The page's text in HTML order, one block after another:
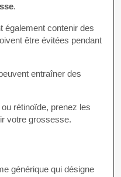
.
également contenir des
être évitées pendant
entraîner des
rétinoïde, prenez les
votre grossesse.
générique qui désigne